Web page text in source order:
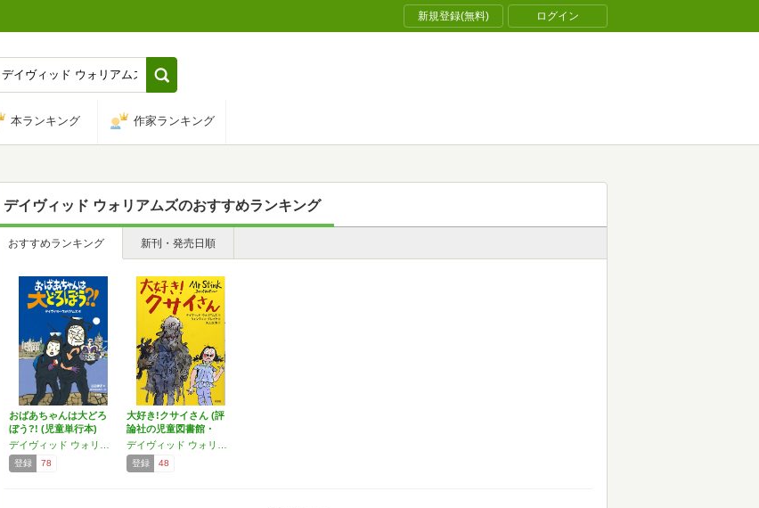
新規登録(無料) ログイン
本ランキング 作家ランキング
デイヴィッド ウォリアムズのおすすめランキング
おすすめランキング 新刊・発売日順
おばあちゃんは大どろ
ぼう?! (児童単行本)
登録 78
大好き!クサイさん (評
論社の児童図書館・
文…
登録 48